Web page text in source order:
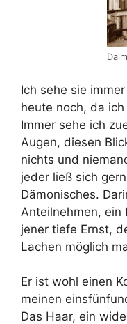
Ich sehe sie
heute noch, da
Immer sehe ich
Augen, diesen
nichts und
jeder ließ sich
Dämonisches.
Anteilnehmen, ein
jener tiefe Ernst,
Lachen möglich
Er ist wohl einen
meinen
Das Haar, ein